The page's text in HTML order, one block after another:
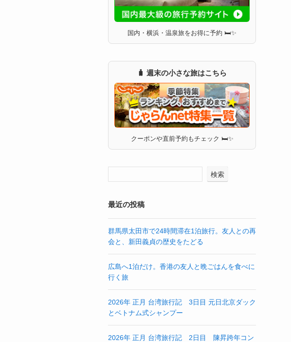
国内・横浜・温泉旅をお得に予約 🛏✨
🧳 週末の小さな旅はこちら
クーポンや直前予約もチェック 🛏✨
検索
最近の投稿
群馬県太田市で24時間滞在1泊旅行。友人との再
会と、新田義貞の歴史をたどる
広島へ1泊だけ。香港の友人と晩ごはんを食べに
行く旅
2026年 正月 台湾旅行記 3日目 元日北京ダック
とベトナム式シャンプー
2026年 正月 台湾旅行記 2日目 陳昇跨年コン